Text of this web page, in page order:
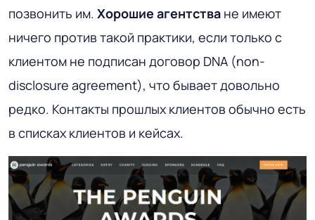
позвонить им. Хорошие агентства не имеют
ничего против такой практики, если только с
клиентом не подписан договор DNA (non-
disclosure agreement), что бывает довольно
редко. Контакты прошлых клиентов обычно есть
в списках клиентов и кейсах.